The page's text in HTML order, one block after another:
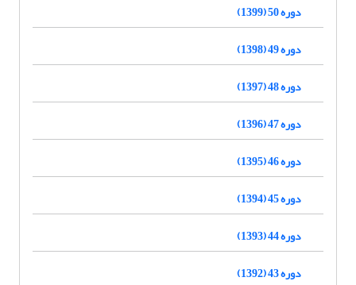
دوره 50 (1399)
دوره 49 (1398)
دوره 48 (1397)
دوره 47 (1396)
دوره 46 (1395)
دوره 45 (1394)
دوره 44 (1393)
دوره 43 (1392)